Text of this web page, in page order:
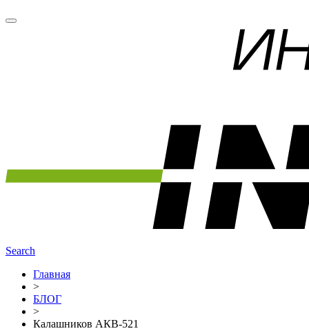
Search
Главная
>
БЛОГ
>
Калашников АКВ-521